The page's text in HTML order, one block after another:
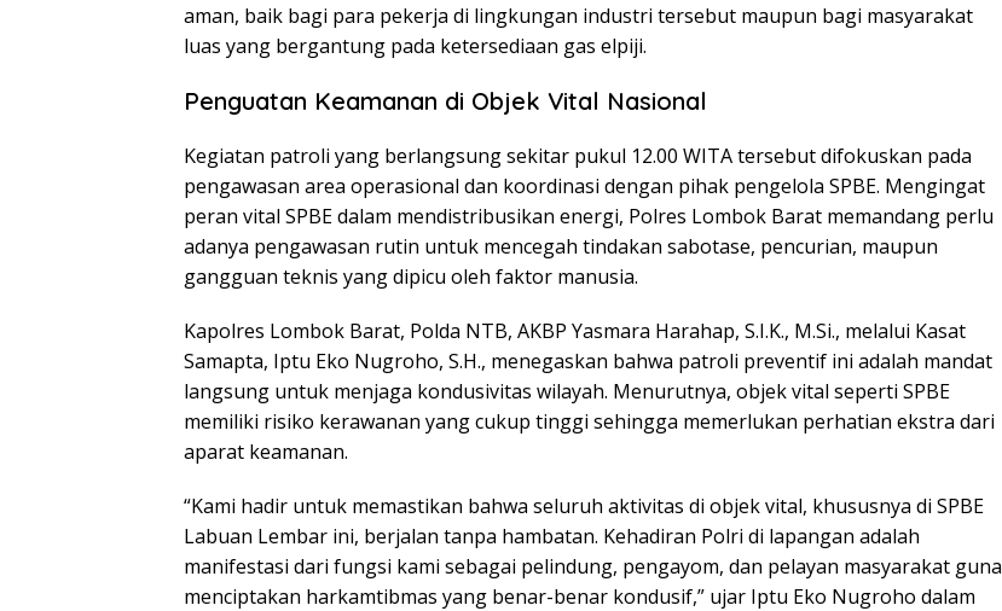
aman, baik bagi para pekerja di lingkungan industri tersebut maupun bagi masyarakat
luas yang bergantung pada ketersediaan gas elpiji.
Penguatan Keamanan di Objek Vital Nasional
Kegiatan patroli yang berlangsung sekitar pukul 12.00 WITA tersebut difokuskan pada
pengawasan area operasional dan koordinasi dengan pihak pengelola SPBE. Mengingat
peran vital SPBE dalam mendistribusikan energi, Polres Lombok Barat memandang perlu
adanya pengawasan rutin untuk mencegah tindakan sabotase, pencurian, maupun
gangguan teknis yang dipicu oleh faktor manusia.
Kapolres Lombok Barat, Polda NTB, AKBP Yasmara Harahap, S.I.K., M.Si., melalui Kasat
Samapta, Iptu Eko Nugroho, S.H., menegaskan bahwa patroli preventif ini adalah mandat
langsung untuk menjaga kondusivitas wilayah. Menurutnya, objek vital seperti SPBE
memiliki risiko kerawanan yang cukup tinggi sehingga memerlukan perhatian ekstra dari
aparat keamanan.
“Kami hadir untuk memastikan bahwa seluruh aktivitas di objek vital, khususnya di SPBE
Labuan Lembar ini, berjalan tanpa hambatan. Kehadiran Polri di lapangan adalah
manifestasi dari fungsi kami sebagai pelindung, pengayom, dan pelayan masyarakat guna
menciptakan harkamtibmas yang benar-benar kondusif,” ujar Iptu Eko Nugroho dalam